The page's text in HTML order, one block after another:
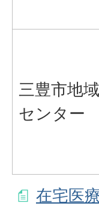
三豊市地
センター
在宅医